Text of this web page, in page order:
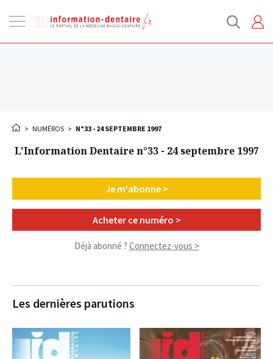
la
> NUMÉROS > N°33 - 24 SEPTEMBRE 1997
L'Information Dentaire n°33 - 24 septembre 1997
Je m'abonne >
Acheter ce numéro >
Déjà abonné ? Connectez-vous >
Les dernières parutions